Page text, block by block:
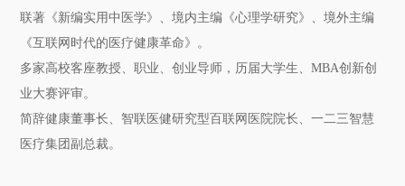
联著《新编实用中医学》、境内主编《心理学研究》、境外主编
《互联网时代的医疗健康革命》。
多家高校客座教授、职业、创业导师，历届大学生、MBA创新创
业大赛评审。
简辞健康董事长、智联医健研究型百联网医院院长、一二三智慧
医疗集团副总裁。